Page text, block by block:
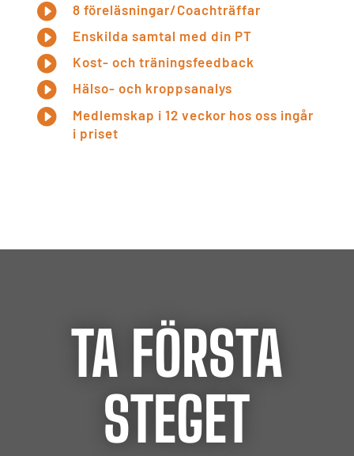
 8 föreläsningar/Coachträffar
 Enskilda samtal med din PT
 Kost- och träningsfeedback
 Hälso- och kroppsanalys

Medlemskap i 12 veckor hos oss ingår
i priset
TA FÖRSTA
STEGET